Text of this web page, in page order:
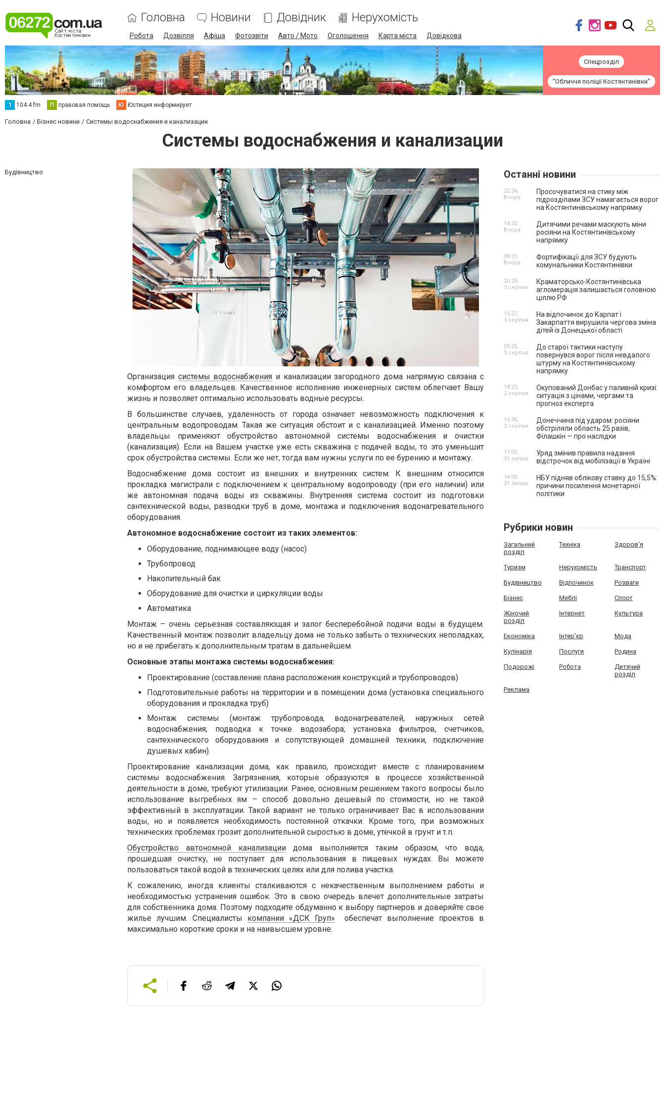
Головна Новини Довідник Нерухомість
Робота Дозвілля Афіша Фотозвіти Авто / Мото Оголошення Карта міста Довідкова
Спецрозділ
"Обличчя поліції Костянтинівки"
1 104.4 fm П правовая помощь Ю Юстиция информирует
Головна Бізнес новини Системы водоснабжения и канализации
Системы водоснабжения и канализации
Будівництво
Организация системы водоснабжения и канализации загородного дома напрямую связана с
комфортом его владельцев. Качественное исполнение инженерных систем облегчает Вашу
жизнь и позволяет оптимально использовать водные ресурсы.
В большинстве случаев, удаленность от города означает невозможность подключения к
центральным водопроводам. Такая же ситуация обстоит и с канализацией. Именно поэтому
владельцы применяют обустройство автономной системы водоснабжения и очистки
(канализация). Если на Вашем участке уже есть скважина с подачей воды, то это уменьшит
срок обустройства системы. Если же нет, тогда вам нужны услуги по ее бурению и монтажу.
Водоснабжение дома состоит из внешних и внутренних систем. К внешним относится
прокладка магистрали с подключением к центральному водопроводу (при его наличии) или
же автономная подача воды из скважины. Внутренняя система состоит из подготовки
сантехнической воды, разводки труб в доме, монтажа и подключения водонагревательного
оборудования.
Автономное водоснабжение состоит из таких элементов:
Оборудование, поднимающее воду (насос)
Трубопровод
Накопительный бак
Оборудование для очистки и циркуляции воды
Автоматика
Монтаж – очень серьезная составляющая и залог бесперебойной подачи воды в будущем.
Качественный монтаж позволит владельцу дома не только забыть о технических неполадках,
но и не прибегать к дополнительным тратам в дальнейшем.
Основные этапы монтажа системы водоснабжения:
Проектирование (составление плана расположения конструкций и трубопроводов)
Подготовительные работы на территории и в помещении дома (установка специального
оборудования и прокладка труб)
Монтаж системы (монтаж трубопровода, водонагревателей, наружных сетей
водоснабжения; подводка к точке водозабора; установка фильтров, счетчиков,
сантехнического оборудования и сопутствующей домашней техники, подключение
душевых кабин).
Проектирование канализации дома, как правило, происходит вместе с планированием
системы водоснабжения. Загрязнения, которые образуются в процессе хозяйственной
деятельности в доме, требуют утилизации. Ранее, основным решением такого вопросы было
использование выгребных ям – способ довольно дешевый по стоимости, но не такой
эффективный в эксплуатации. Такой вариант не только ограничивает Вас в использовании
воды, но и появляется необходимость постоянной откачки. Кроме того, при возможных
технических проблемах грозит дополнительной сыростью в доме, утечкой в грунт и т.п.
Обустройство автономной канализациидома выполняется таким образом, что вода,
прошедшая очистку, не поступает для использования в пищевых нуждах. Вы можете
пользоваться такой водой в технических целях или для полива участка.
К сожалению, иногда клиенты сталкиваются с некачественным выполнением работы и
необходимостью устранения ошибок. Это в свою очередь влечет дополнительные затраты
для собственника дома. Поэтому подходите обдуманно к выбору партнеров и доверяйте свое
жилье лучшим. Специалисты компании «ДСК Груп» обеспечат выполнение проектов в
максимально короткие сроки и на наивысшем уровне.
Останні новини
Просочуватися на стику між
підрозділами ЗСУ намагається ворог
на Костянтинівському напрямку
22:34,
Вчора
Дитячими речами маскують міни
росіяни на Костянтинівському
напрямку
14:32,
Вчора
Фортифікації для ЗСУ будують
комунальники Костянтинівки
08:31,
Вчора
Краматорсько-Костянтинівська
агломерація залишається головною
ціллю РФ
20:29,
3 серпня
На відпочинок до Карпат і
Закарпаття вирушила чергова зміна
дітей із Донецької області
15:27,
3 серпня
До старої тактики наступу
повернувся ворог після невдалого
штурму на Костянтинівському
напрямку
09:25,
3 серпня
Окупований Донбас у паливній кризі:
ситуація з цінами, чергами та
прогноз експерта
18:23,
2 серпня
Донеччина під ударом: росіяни
обстріляли область 25 разів,
Філашкін — про наслідки
14:35,
2 серпня
Уряд змінив правила надання
відстрочок від мобілізації в Україні
17:05,
31 липня
НБУ підняв облікову ставку до 15,5%:
причини посилення монетарної
політики
14:00,
31 липня
Рубрики новин
Загальний
розділ
Техніка Здоров'я
Туризм Нерухомість Транспорт
Будівництво Відпочинок Розваги
Бізнес Меблі Спорт
Жіночий
розділ
Інтернет Культура
Економіка Інтер'єр Мода
Кулінарія Послуги Родина
Подорожі Робота
Дитячий
розділ
Реклама